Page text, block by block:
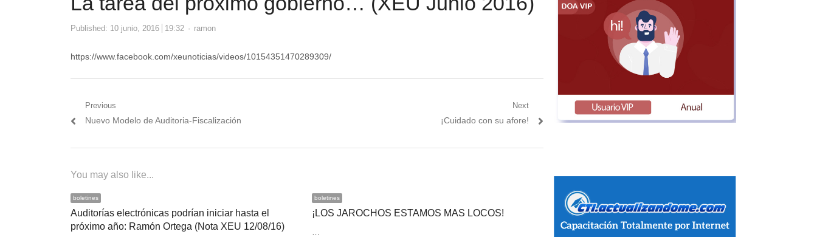
Published: 10 junio, 2016 19:32 Author
ramon
https://www.facebook.com/xeunoticias/videos/10154351470289309/
Navegación
entradas
Previous
Previous
Nuevo Modelo de Auditoria-Fiscalización
Next
Next
¡Cuidado con su afore!
You may also like...
boletines
Auditorías electrónicas podrían iniciar hasta el
próximo año: Ramón Ortega (Nota XEU 12/08/16)
boletines
¡LOS JAROCHOS ESTAMOS MAS LOCOS!
…